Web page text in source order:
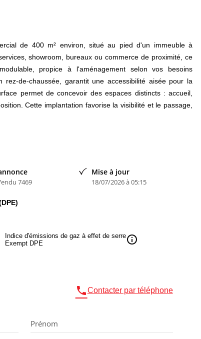
de 400 m² environ, situé au pied d'un immeuble à
showroom, bureaux ou commerce de proximité, ce
propice à l'aménagement selon vos besoins
rez-de-chaussée, garantit une accessibilité aisée pour la
permet de concevoir des espaces distincts : accueil,
Cette implantation favorise la visibilité et le passage,
ou de services. Proche des commodités et des accès
7469
Mise à jour
18/07/2026 à 05:15
Indice d'émissions de gaz à effet de serre
Exempt DPE
info
Contacter par téléphone
Prénom